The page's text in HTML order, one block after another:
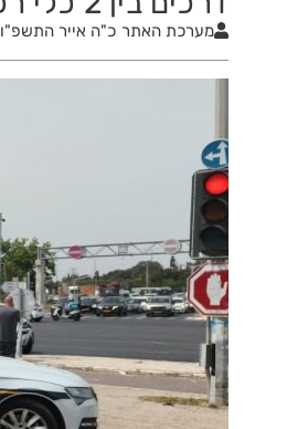
מערכת האתר כ"ה אייר התשפ"ו